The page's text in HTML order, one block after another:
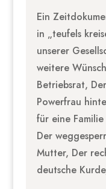
Ein
in „teufels
unserer
weitere
Betriebsrat,
Powerfrau
für eine
Der
Mutter, Der
deutsche